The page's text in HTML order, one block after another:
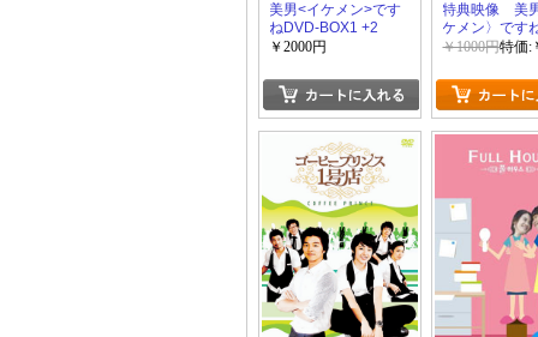
美男<イケメン>です
ねDVD-BOX1 +2
￥2000円
特典映像 美
ケメン〉です
友情のメイキ
ね
￥1000円特価: